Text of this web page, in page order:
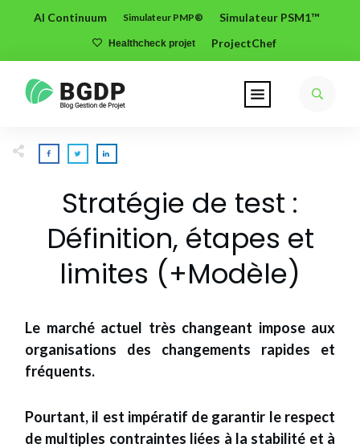
AI Continuum Simulateur PMP® Simulateur PSM1™
Healthcheck projet ProjectChef
Stratégie de test :
Définition, étapes et
limites (+Modèle)
Le marché actuel très changeant impose aux
organisations des changements rapides et
fréquents.
Pourtant, il est impératif de garantir le respect
de multiples contraintes liées à la stabilité et à